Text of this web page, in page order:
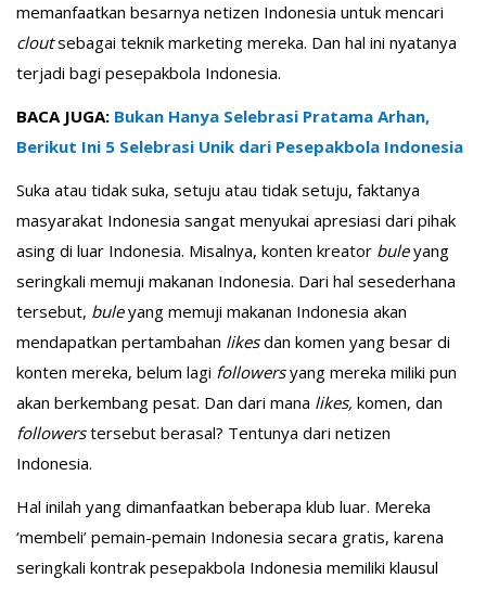
memanfaatkan besarnya netizen Indonesia untuk mencari
cloutsebagai teknik marketing mereka. Dan hal ini nyatanya
terjadi bagi pesepakbola Indonesia.
BACA JUGA: Bukan Hanya Selebrasi Pratama Arhan,
Berikut Ini 5 Selebrasi Unik dari Pesepakbola Indonesia
Suka atau tidak suka, setuju atau tidak setuju, faktanya
masyarakat Indonesia sangat menyukai apresiasi dari pihak
asing di luar Indonesia. Misalnya, konten kreator buleyang
seringkali memuji makanan Indonesia. Dari hal sesederhana
tersebut, buleyang memuji makanan Indonesia akan
mendapatkan pertambahan likesdan komen yang besar di
konten mereka, belum lagi followersyang mereka miliki pun
akan berkembang pesat. Dan dari mana likes, komen, dan
followerstersebut berasal? Tentunya dari netizen
Indonesia.
Hal inilah yang dimanfaatkan beberapa klub luar. Mereka
‘membeli’ pemain-pemain Indonesia secara gratis, karena
seringkali kontrak pesepakbola Indonesia memiliki klausul